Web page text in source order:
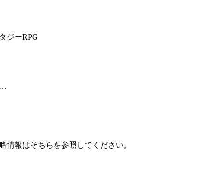
ジーRPG
情報はそちらを参照してください。